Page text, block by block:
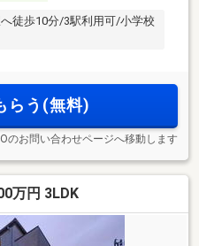
徒歩10分/3駅利用可/小学校
らう(無料)
のお問い合わせページへ移動します
万円 3LDK